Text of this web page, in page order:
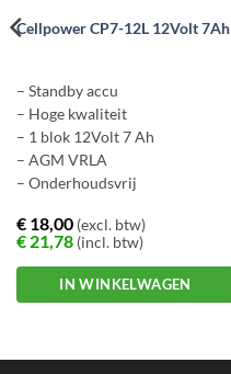
Cellpower CP7-12L 12Volt 7Ah
– Standby accu
– Hoge kwaliteit
– 1 blok 12Volt 7 Ah
– AGM VRLA
– Onderhoudsvrij
€18,00(excl. btw)
€21,78(incl. btw)
IN WINKELWAGEN